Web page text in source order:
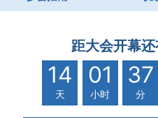
距大会开幕
14
天
01
小时
37
分